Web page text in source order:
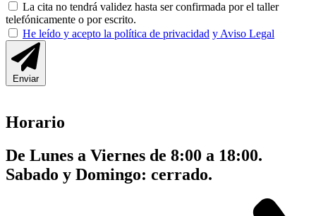
La cita no tendrá validez hasta ser confirmada por el taller
telefónicamente o por escrito.
He leído y acepto la política de privacidad y Aviso Legal
Enviar
Horario
De Lunes a Viernes de 8:00 a 18:00.
Sabado y Domingo: cerrado.